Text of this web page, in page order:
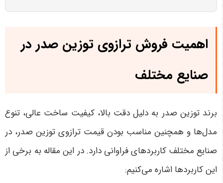
اهمیت فروش ترازوی توزین صدر در
صنایع مختلف
برند توزین صدر به دلیل دقت بالا، کیفیت ساخت عالی، تنوع
مدل‌ها و همچنین مناسب بودن قیمت ترازوی توزین صدر، در
صنایع مختلف کاربردهای فراوانی دارد. در این مقاله به برخی از
این کاربردها اشاره می‌کنیم: